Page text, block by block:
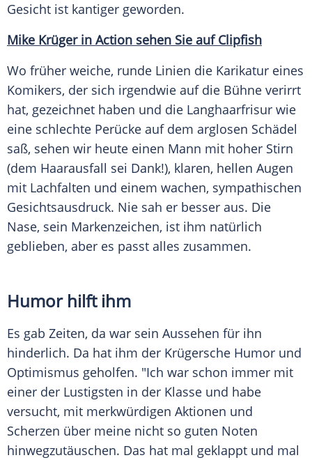
Gesicht ist kantiger geworden.
Mike Krüger in Action sehen Sie auf Clipfish
Wo früher weiche, runde Linien die Karikatur eines
Komikers, der sich irgendwie auf die Bühne verirrt
hat, gezeichnet haben und die Langhaarfrisur wie
eine schlechte Perücke auf dem arglosen Schädel
saß, sehen wir heute einen Mann mit hoher Stirn
(dem Haarausfall sei Dank!), klaren, hellen Augen
mit Lachfalten und einem wachen, sympathischen
Gesichtsausdruck. Nie sah er besser aus. Die
Nase, sein Markenzeichen, ist ihm natürlich
geblieben, aber es passt alles zusammen.
Humor hilft ihm
Es gab Zeiten, da war sein Aussehen für ihn
hinderlich. Da hat ihm der Krügersche Humor und
Optimismus geholfen. "Ich war schon immer mit
einer der Lustigsten in der Klasse und habe
versucht, mit merkwürdigen Aktionen und
Scherzen über meine nicht so guten Noten
hinwegzutäuschen. Das hat mal geklappt und mal